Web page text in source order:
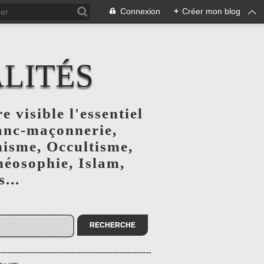
Connexion + Créer mon blog
visible l'essentiel
maçonnerie,
Occultisme,
Islam,